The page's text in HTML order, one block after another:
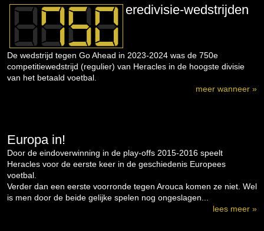
eredivisie-wedstrijden
De wedstrijd tegen Go Ahead in 2023-2024 was de 750e
competitiewedstrijd (regulier) van Heracles in de hoogste divisie
van het betaald voetbal.
meer wanneer »
Europa in!
Door de eindoverwinning in de play-offs 2015-2016 speelt
Heracles voor de eerste keer in de geschiedenis Europees
voetbal.
Verder dan een eerste voorronde tegen Arouca komen ze niet. Wel
is men door de beide gelijke spelen nog ongeslagen...
lees meer »